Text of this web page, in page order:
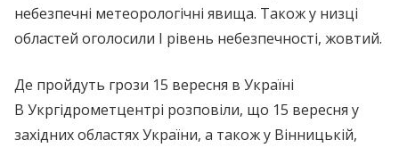
небезпечні метеорологічні явища. Також у низці
областей оголосили I рівень небезпечності, жовтий.
Де пройдуть грози 15 вересня в Україні
В Укргідрометцентрі розповіли, що 15 вересня у
західних областях України, а також у Вінницькій,